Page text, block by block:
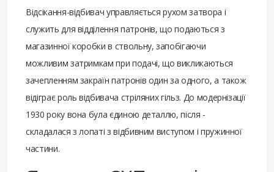
Відсікання-відбивач управляється рухом затвора і
служить для відділення патронів, що подаються з
магазинної коробки в ствольну, запобігаючи
можливим затримкам при подачі, що викликаються
зачепленням закраїн патронів один за одного, а також
відіграє роль відбивача стріляних гільз. До модернізації
1930 року вона була єдиною деталлю, після -
складалася з лопаті з відбивним виступом і пружинної
частини.